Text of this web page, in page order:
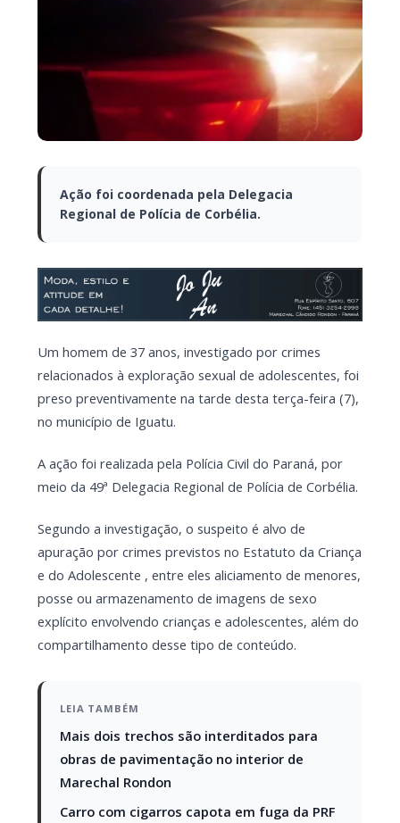
Ação foi coordenada pela Delegacia
Regional de Polícia de Corbélia.
Um homem de 37 anos, investigado por crimes
relacionados à exploração sexual de adolescentes, foi
preso preventivamente na tarde desta terça-feira (7),
no município de Iguatu.
A ação foi realizada pela Polícia Civil do Paraná, por
meio da 49ª Delegacia Regional de Polícia de Corbélia.
Segundo a investigação, o suspeito é alvo de
apuração por crimes previstos no Estatuto da Criança
e do Adolescente , entre eles aliciamento de menores,
posse ou armazenamento de imagens de sexo
explícito envolvendo crianças e adolescentes, além do
compartilhamento desse tipo de conteúdo.
LEIA TAMBÉM
Mais dois trechos são interditados para
obras de pavimentação no interior de
Marechal Rondon
Carro com cigarros capota em fuga da PRF